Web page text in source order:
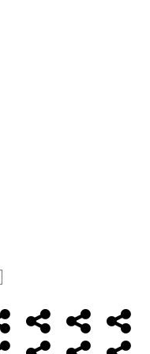
Alimentazione
AmbienteBambini
Cancro ControlloEconomia